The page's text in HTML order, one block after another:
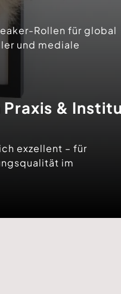
Rollen für global
und mediale
&
exzellent – für
im